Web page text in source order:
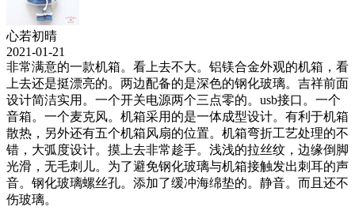
心若初晴
2021-01-21
非常满意的一款机箱。看上去不大。铝镁合金外观的机箱，看
上去还是挺漂亮的。两边配备的是深色的钢化玻璃。吉祥前面
设计简洁实用。一个开关电源两个三点零的。usb接口。一个
音箱。一个麦克风。机箱采用的是一体成型设计。有利于机箱
散热，另外还有五个机箱风扇的位置。机箱弯折工艺处理的不
错，大弧度设计。摸上去非常趁手。浅浅的拉丝纹，边缘倒脚
光滑，无毛刺儿。为了避免钢化玻璃与机箱接触发出刺耳的声
音。钢化玻璃螺丝孔。添加了缓冲海绵垫的。静音。而且还不
伤玻璃。